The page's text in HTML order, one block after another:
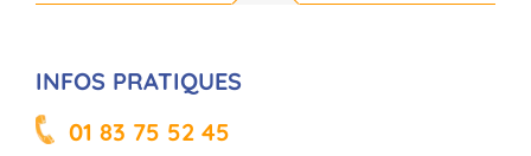
INFOS PRATIQUES
01 83 75 52 45